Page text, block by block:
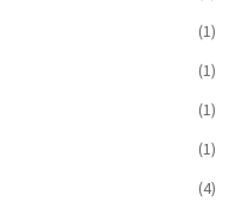
(1)
(1)
(1)
(1)
(4)